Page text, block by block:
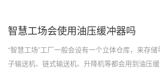
智慧工场会使用油压缓冲器吗
“智慧工场”工厂一般会设有一个立体仓库，来存
子输送机、链式输送机、升降机等都会用到油压